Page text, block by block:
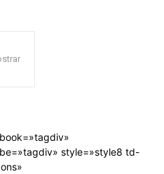
style=»style8 td-